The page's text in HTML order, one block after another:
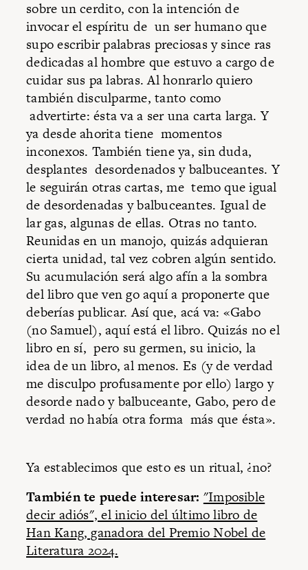
sobre un cerdito, con la intención de
invocar el espíritu de un ser humano que
supo escribir palabras preciosas y since ras
dedicadas al hombre que estuvo a cargo de
cuidar sus pa labras. Al honrarlo quiero
también disculparme, tanto como
advertirte: ésta va a ser una carta larga. Y
ya desde ahorita tiene momentos
inconexos. También tiene ya, sin duda,
desplantes desordenados y balbuceantes. Y
le seguirán otras cartas, me temo que igual
de desordenadas y balbuceantes. Igual de
lar gas, algunas de ellas. Otras no tanto.
Reunidas en un manojo, quizás adquieran
cierta unidad, tal vez cobren algún sentido.
Su acumulación será algo afín a la sombra
del libro que ven go aquí a proponerte que
deberías publicar. Así que, acá va: «Gabo
(no Samuel), aquí está el libro. Quizás no el
libro en sí, pero su germen, su inicio, la
idea de un libro, al menos. Es (y de verdad
me disculpo profusamente por ello) largo y
desorde nado y balbuceante, Gabo, pero de
verdad no había otra forma más que ésta».
Ya establecimos que esto es un ritual, ¿no?
También te puede interesar: "Imposible
decir adiós", el inicio del último libro de
Han Kang, ganadora del Premio Nobel de
Literatura 2024.